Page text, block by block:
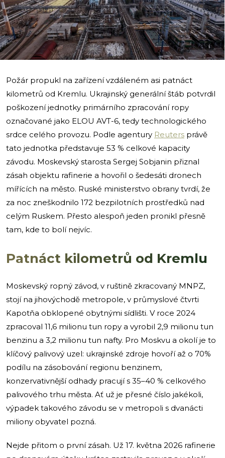
i
Požár propukl na zařízení vzdáleném asi patnáct
kilometrů od Kremlu. Ukrajinský generální štáb potvrdil
poškození jednotky primárního zpracování ropy
označované jako ELOU AVT-6, tedy technologického
srdce celého provozu. Podle agentury Reuters právě
tato jednotka představuje 53 % celkové kapacity
závodu. Moskevský starosta Sergej Sobjanin přiznal
zásah objektu rafinerie a hovořil o šedesáti dronech
mířících na město. Ruské ministerstvo obrany tvrdí, že
za noc zneškodnilo 172 bezpilotních prostředků nad
celým Ruskem. Přesto alespoň jeden pronikl přesně
tam, kde to bolí nejvíc.
Patnáct kilometrů od Kremlu
Moskevský ropný závod, v ruštině zkracovaný MNPZ,
stojí na jihovýchodě metropole, v průmyslové čtvrti
Kapotňa obklopené obytnými sídlišti. V roce 2024
zpracoval 11,6 milionu tun ropy a vyrobil 2,9 milionu tun
benzinu a 3,2 milionu tun nafty. Pro Moskvu a okolí je to
klíčový palivový uzel: ukrajinské zdroje hovoří až o 70%
podílu na zásobování regionu benzinem,
konzervativnější odhady pracují s 35–40 % celkového
palivového trhu města. Ať už je přesné číslo jakékoli,
výpadek takového závodu se v metropoli s dvanácti
miliony obyvatel pozná.
Nejde přitom o první zásah. Už 17. května 2026 rafinerie